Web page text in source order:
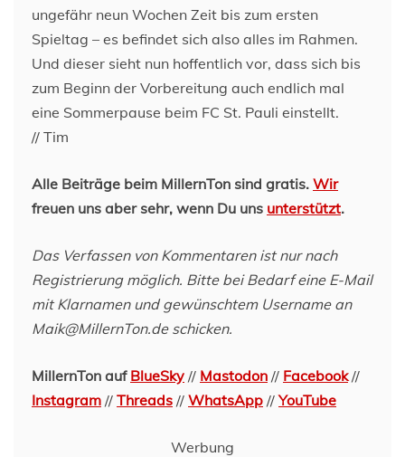
ungefähr neun Wochen Zeit bis zum ersten
Spieltag – es befindet sich also alles im Rahmen.
Und dieser sieht nun hoffentlich vor, dass sich bis
zum Beginn der Vorbereitung auch endlich mal
eine Sommerpause beim FC St. Pauli einstellt.
// Tim
Alle Beiträge beim MillernTon sind gratis. Wir
freuen uns aber sehr, wenn Du uns unterstützt.
Das Verfassen von Kommentaren ist nur nach
Registrierung möglich. Bitte bei Bedarf eine E-Mail
mit Klarnamen und gewünschtem Username an
Maik@MillernTon.de schicken.
MillernTon auf BlueSky // Mastodon // Facebook//
Instagram // Threads // WhatsApp //YouTube
Werbung